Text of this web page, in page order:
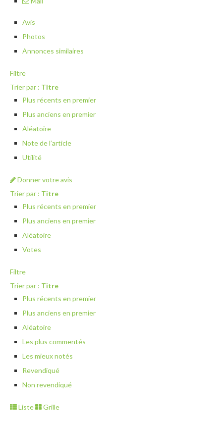
Avis
Photos
Annonces similaires
Filtre
Trier par : Titre
Plus récents en premier
Plus anciens en premier
Aléatoire
Note de l’article
Utilité
Donner votre avis
Trier par : Titre
Plus récents en premier
Plus anciens en premier
Aléatoire
Votes
Filtre
Trier par : Titre
Plus récents en premier
Plus anciens en premier
Aléatoire
Les plus commentés
Les mieux notés
Revendiqué
Non revendiqué
Liste Grille